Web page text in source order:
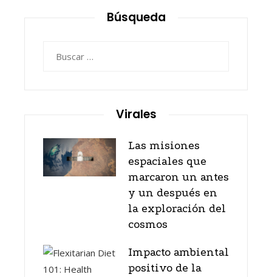
Búsqueda
Virales
Las misiones
espaciales que
marcaron un antes
y un después en
la exploración del
cosmos
Impacto ambiental
positivo de la